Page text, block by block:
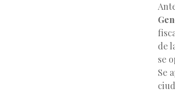
de
se
Se